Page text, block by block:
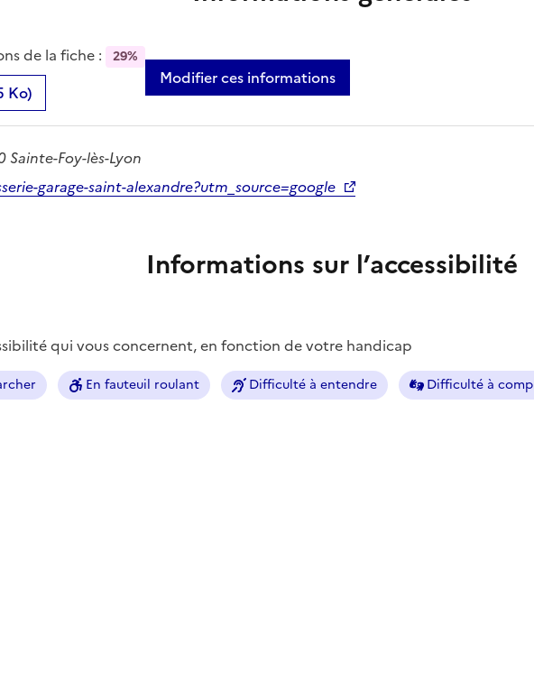
de la fiche : 29%
Ko)
Modifier ces informations
Sainte-Foy-lès-Lyon
garage-saint-alexandre?utm_source=google
Informations sur l’accessibilité
qui vous concernent, en fonction de votre handicap
En fauteuil roulant Difficulté à entendre Difficulté à